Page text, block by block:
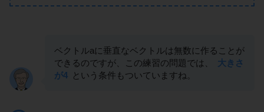
ベクトルaに垂直なベクトルは無数に作ることが
できるのですが、この練習の問題では、
大きさ
が4 という条件もついていますね。